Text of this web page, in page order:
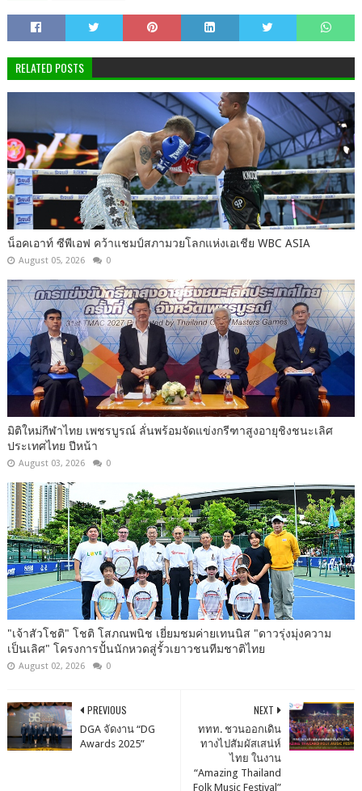
RELATED POSTS
น็อคเอาท์ ซีพีเอฟ คว้าแชมป์สภามวยโลกแห่งเอเชีย WBC ASIA
August 05, 2026 0
มิติใหม่กีฬาไทย เพชรบูรณ์ ลั่นพร้อมจัดแข่งกรีฑาสูงอายุชิงชนะเลิศ
ประเทศไทย ปีหน้า
August 03, 2026 0
"เจ้าสัวโชติ" โชติ โสภณพนิช เยี่ยมชมค่ายเทนนิส "ดาวรุ่งมุ่งความ
เป็นเลิศ" โครงการปั้นนักหวดสู่รั้วเยาวชนทีมชาติไทย
August 02, 2026 0
NEXT
ททท. ชวนออกเดิน
ทางไปสัมผัสเสน่ห์
ไทย ในงาน
“Amazing Thailand
Folk Music Festival”
PREVIOUS
DGA จัดงาน “DG
Awards 2025”